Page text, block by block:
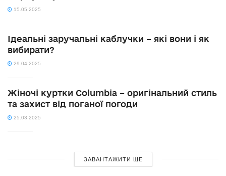
15.05.2025
Ідеальні заручальні каблучки – які вони і як
вибирати?
29.04.2025
Жіночі куртки Columbia – оригінальний стиль
та захист від поганої погоди
25.03.2025
ЗАВАНТАЖИТИ ЩЕ